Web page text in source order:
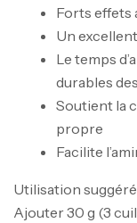
Forts effets
Un
Le temps
durables
Soutient la
propre
Facilite
Utilisation
Ajouter 30 g (3